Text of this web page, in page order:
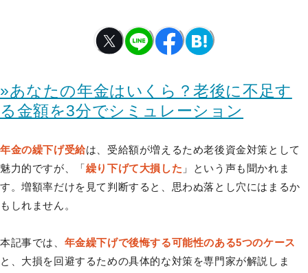
»あなたの年金はいくら？老後に不足す
る金額を3分でシミュレーション
年金の繰下げ受給は、受給額が増えるため老後資金対策として
魅力的ですが、「繰り下げて大損した 」という声も聞かれま
す。増額率だけを見て判断すると、思わぬ落とし穴にはまるか
もしれません。
本記事では、 年金繰下げで後悔する可能性のある5つのケース
と、大損を回避するための具体的な対策を専門家が解説しま